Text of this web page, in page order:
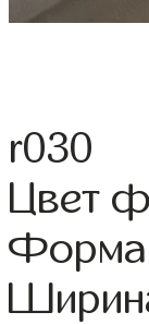
r030
Цвет
Форма